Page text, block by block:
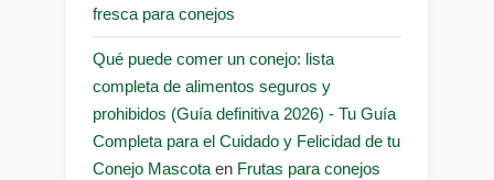
fresca para conejos
Qué puede comer un conejo: lista
completa de alimentos seguros y
prohibidos (Guía definitiva 2026) - Tu Guía
Completa para el Cuidado y Felicidad de tu
Conejo Mascotaen Frutas para conejos